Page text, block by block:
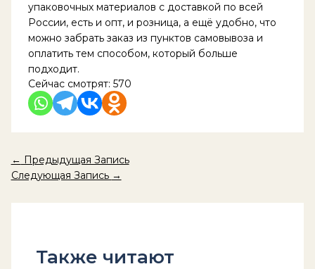
упаковочных материалов с доставкой по всей
России, есть и опт, и розница, а ещё удобно, что
можно забрать заказ из пунктов самовывоза и
оплатить тем способом, который больше
подходит.
Сейчас смотрят: 570
← Предыдущая Запись
Следующая Запись →
Также читают